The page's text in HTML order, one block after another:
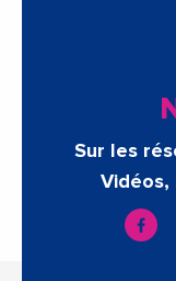
Sur les
Vidéos,